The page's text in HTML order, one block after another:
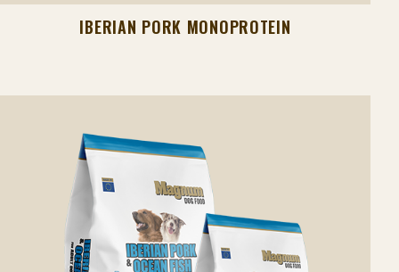
IBERIAN PORK MONOPROTEIN